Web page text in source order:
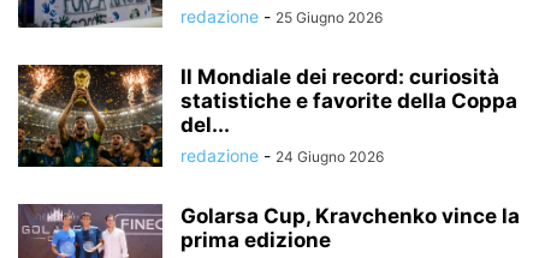
redazione - 25 Giugno 2026
Il Mondiale dei record: curiosità
statistiche e favorite della Coppa
del...
redazione - 24 Giugno 2026
Golarsa Cup, Kravchenko vince la
prima edizione